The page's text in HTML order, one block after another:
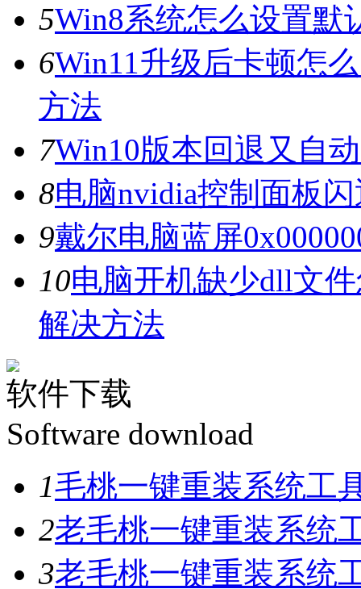
5Win8系统怎么设置默
6Win11升级后卡顿怎
方法
7Win10版本回退又自
8电脑nvidia控制面板
9戴尔电脑蓝屏
10电脑开机缺少dll文
解决方法
软件下载
Software download
1毛桃一键重装系统工
2老毛桃一键重装系统
3老毛桃一键重装系统